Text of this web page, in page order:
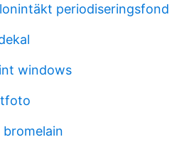
periodiseringsfond
windows
bromelain